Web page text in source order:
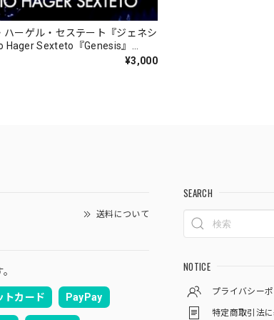
ハーゲル・セステート『ジェネシ
Hager Sexteto『Genesis』
¥3,000
送料について
トカード PayPay
SEARCH
NOTICE
プライバシー
特定商取引法